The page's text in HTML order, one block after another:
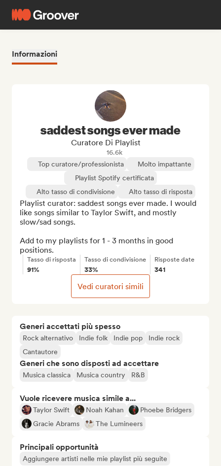
Informazioni
Generi accettati più spesso
Rock alternativo Indie folk Indie pop
Indie rock
Cantautore
Generi che sono disposti ad accettare
Musica classica Musica country R&B
Vuole ricevere musica simile a...
Taylor Swift Noah Kahan
Phoebe Bridgers
Gracie Abrams
The Lumineers
Principali opportunità
Aggiungere artisti nelle mie playlist più seguite
saddest songs ever made
Curatore Di Playlist
16.6k
Top curatore/professionista
Molto impattante
Playlist Spotify certificata
Alto tasso di condivisione
Alto tasso di risposta
Playlist curator: saddest songs ever made. I would
like songs similar to Taylor Swift, and mostly
slow/sad songs.
Add to my playlists for 1 - 3 months in good
positions.
Tasso di risposta
91%
Tasso di condivisione
33%
Risposte date
341
Vedi curatori simili